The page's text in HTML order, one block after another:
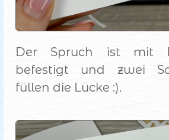
Der Spruch ist mit
befestigt und zwei
füllen die Lücke :).